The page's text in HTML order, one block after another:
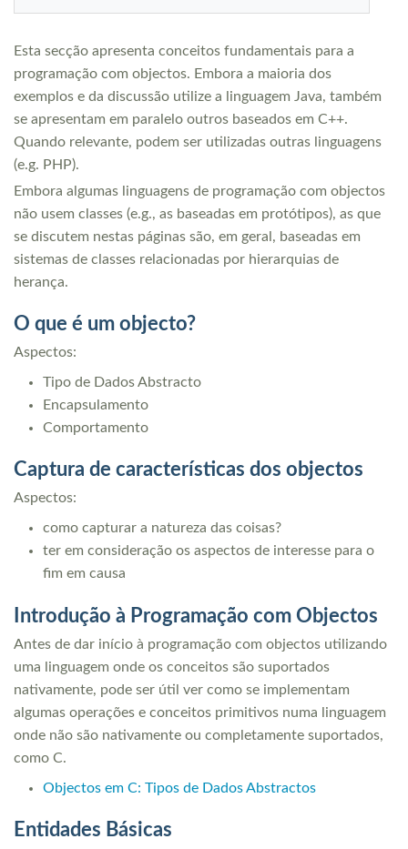
Esta secção apresenta conceitos fundamentais para a
programação com objectos. Embora a maioria dos
exemplos e da discussão utilize a linguagem Java, também
se apresentam em paralelo outros baseados em C++.
Quando relevante, podem ser utilizadas outras linguagens
(e.g. PHP).
Embora algumas linguagens de programação com objectos
não usem classes (e.g., as baseadas em protótipos), as que
se discutem nestas páginas são, em geral, baseadas em
sistemas de classes relacionadas por hierarquias de
herança.
O que é um objecto?
Aspectos:
Tipo de Dados Abstracto
Encapsulamento
Comportamento
Captura de características dos objectos
Aspectos:
como capturar a natureza das coisas?
ter em consideração os aspectos de interesse para o
fim em causa
Introdução à Programação com Objectos
Antes de dar início à programação com objectos utilizando
uma linguagem onde os conceitos são suportados
nativamente, pode ser útil ver como se implementam
algumas operações e conceitos primitivos numa linguagem
onde não são nativamente ou completamente suportados,
como C.
Objectos em C: Tipos de Dados Abstractos
Entidades Básicas